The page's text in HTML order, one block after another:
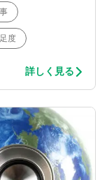
度
詳しく見る